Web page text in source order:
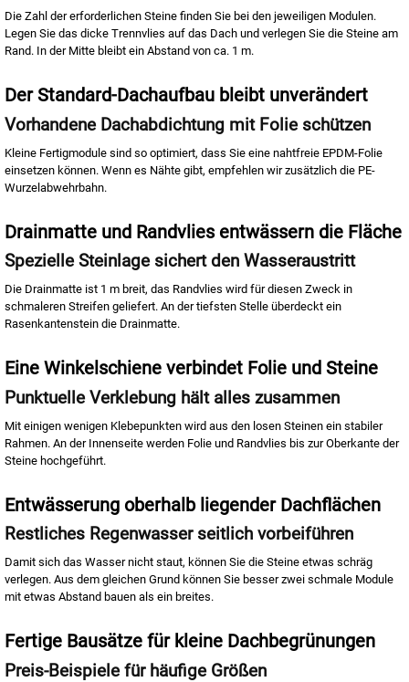
Die Zahl der erforderlichen Steine finden Sie bei den jeweiligen Modulen.
Legen Sie das dicke Trennvlies auf das Dach und verlegen Sie die Steine am
Rand. In der Mitte bleibt ein Abstand von ca. 1 m.
Der Standard-Dachaufbau bleibt unverändert
Vorhandene Dachabdichtung mit Folie schützen
Kleine Fertigmodule sind so optimiert, dass Sie eine nahtfreie EPDM-Folie
einsetzen können. Wenn es Nähte gibt, empfehlen wir zusätzlich die PE-
Wurzelabwehrbahn.
Drainmatte und Randvlies entwässern die Fläche
Spezielle Steinlage sichert den Wasseraustritt
Die Drainmatte ist 1 m breit, das Randvlies wird für diesen Zweck in
schmaleren Streifen geliefert. An der tiefsten Stelle überdeckt ein
Rasenkantenstein die Drainmatte.
Eine Winkelschiene verbindet Folie und Steine
Punktuelle Verklebung hält alles zusammen
Mit einigen wenigen Klebepunkten wird aus den losen Steinen ein stabiler
Rahmen. An der Innenseite werden Folie und Randvlies bis zur Oberkante der
Steine hochgeführt.
Entwässerung oberhalb liegender Dachflächen
Restliches Regenwasser seitlich vorbeiführen
Damit sich das Wasser nicht staut, können Sie die Steine etwas schräg
verlegen. Aus dem gleichen Grund können Sie besser zwei schmale Module
mit etwas Abstand bauen als ein breites.
Fertige Bausätze für kleine Dachbegrünungen
Preis-Beispiele für häufige Größen